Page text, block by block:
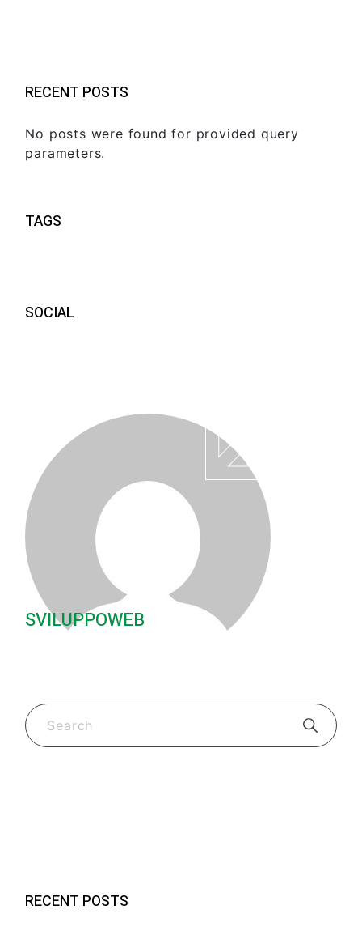
RECENT POSTS
No posts were found for provided query
parameters.
TAGS
SOCIAL
SVILUPPOWEB
RECENT POSTS